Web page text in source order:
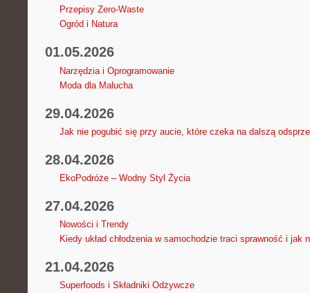
Przepisy Zero-Waste
Ogród i Natura
01.05.2026
Narzędzia i Oprogramowanie
Moda dla Malucha
29.04.2026
Jak nie pogubić się przy aucie, które czeka na dalszą
28.04.2026
EkoPodróże – Wodny Styl Życia
27.04.2026
Nowości i Trendy
Kiedy układ chłodzenia w samochodzie traci sprawność i jak
21.04.2026
Superfoods i Składniki Odżywcze